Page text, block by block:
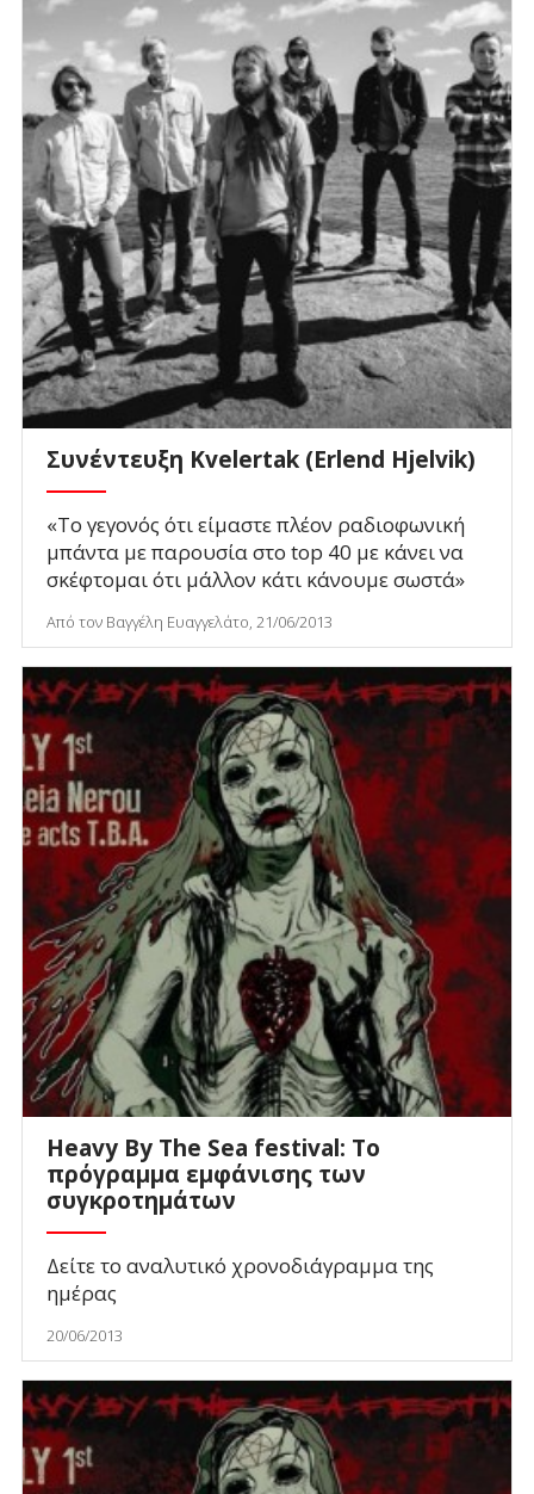
Συνέντευξη Kvelertak (Erlend Hjelvik)
«Το γεγονός ότι είμαστε πλέον ραδιοφωνική
μπάντα με παρουσία στο top 40 με κάνει να
σκέφτομαι ότι μάλλον κάτι κάνουμε σωστά»
Από τον Βαγγέλη Ευαγγελάτο, 21/06/2013
Heavy By The Sea festival: Το
πρόγραμμα εμφάνισης των
συγκροτημάτων
Δείτε το αναλυτικό χρονοδιάγραμμα της
ημέρας
20/06/2013